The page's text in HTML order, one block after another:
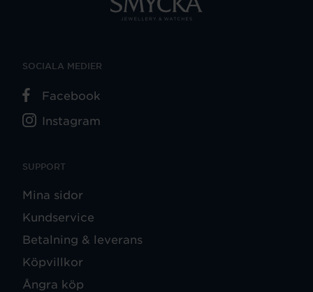
SUPPORT
Mina sidor
Kundservice
Betalning & leverans
Köpvillkor
Ångra köp
SOCIALA MEDIER
Facebook
Instagram